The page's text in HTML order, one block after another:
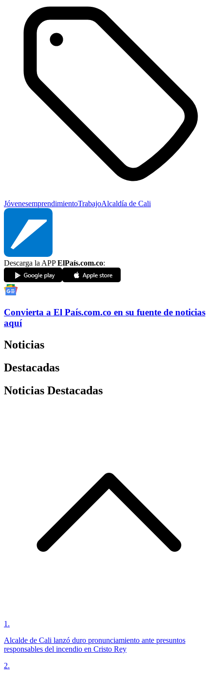
JóvenesemprendimientoTrabajoAlcaldía de Cali
Descarga la APPElPaís.com.co:
Convierta a El País.com.co en su fuente de noticias
aquí
Noticias
Destacadas
Noticias Destacadas
1 .
Alcalde de Cali lanzó duro pronunciamiento ante presuntos
responsables del incendio en Cristo Rey
2.